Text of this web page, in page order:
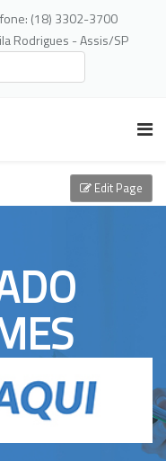
(18) 3302-3700
Rodrigues - Assis/SP
Edit Page